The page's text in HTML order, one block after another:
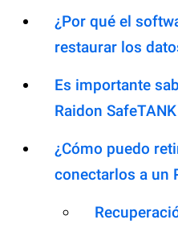
¿Por qué el
restaurar los
Es importante
Raidon
¿Cómo puedo
conectarlos a un